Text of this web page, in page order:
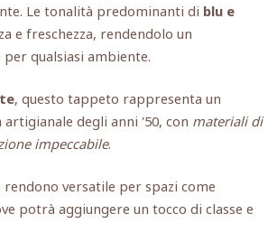
Le tonalità predominanti di blu e
e freschezza, rendendolo un
qualsiasi ambiente.
, questo tappeto rappresenta un
degli anni '50, con materiali di
impeccabile.
rendono versatile per spazi come
potrà aggiungere un tocco di classe e